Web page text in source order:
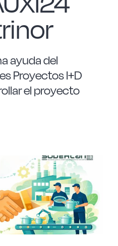
ayuda del
Proyectos I+D
el proyecto